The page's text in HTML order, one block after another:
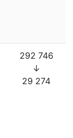
292 746
↓
29 274